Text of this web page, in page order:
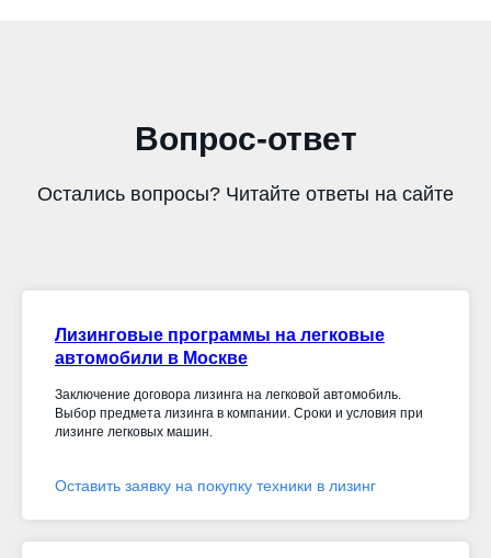
Вопрос-ответ
Остались вопросы? Читайте ответы на сайте
Лизинговые программы на легковые
автомобили в Москве
Заключение договора лизинга на легковой автомобиль.
Выбор предмета лизинга в компании. Сроки и условия при
лизинге легковых машин.
Оставить заявку на покупку техники в лизинг